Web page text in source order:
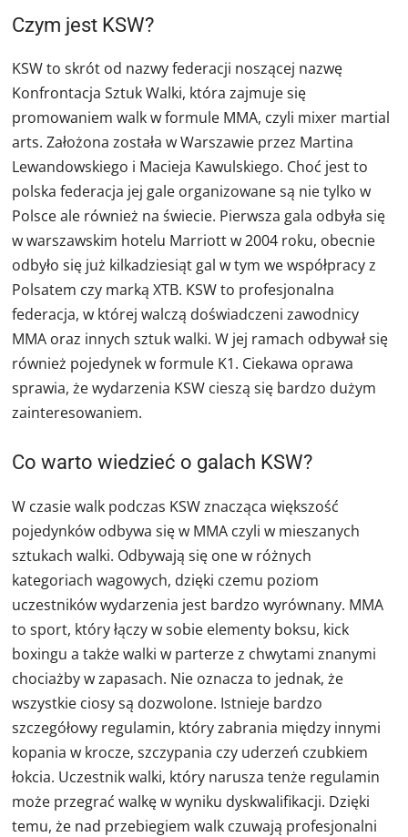
Czym jest KSW?
KSW to skrót od nazwy federacji noszącej nazwę
Konfrontacja Sztuk Walki, która zajmuje się
promowaniem walk w formule MMA, czyli mixer martial
arts. Założona została w Warszawie przez Martina
Lewandowskiego i Macieja Kawulskiego. Choć jest to
polska federacja jej gale organizowane są nie tylko w
Polsce ale również na świecie. Pierwsza gala odbyła się
w warszawskim hotelu Marriott w 2004 roku, obecnie
odbyło się już kilkadziesiąt gal w tym we współpracy z
Polsatem czy marką XTB. KSW to profesjonalna
federacja, w której walczą doświadczeni zawodnicy
MMA oraz innych sztuk walki. W jej ramach odbywał się
również pojedynek w formule K1. Ciekawa oprawa
sprawia, że wydarzenia KSW cieszą się bardzo dużym
zainteresowaniem.
Co warto wiedzieć o galach KSW?
W czasie walk podczas KSW znacząca większość
pojedynków odbywa się w MMA czyli w mieszanych
sztukach walki. Odbywają się one w różnych
kategoriach wagowych, dzięki czemu poziom
uczestników wydarzenia jest bardzo wyrównany. MMA
to sport, który łączy w sobie elementy boksu, kick
boxingu a także walki w parterze z chwytami znanymi
chociażby w zapasach. Nie oznacza to jednak, że
wszystkie ciosy są dozwolone. Istnieje bardzo
szczegółowy regulamin, który zabrania między innymi
kopania w krocze, szczypania czy uderzeń czubkiem
łokcia. Uczestnik walki, który narusza tenże regulamin
może przegrać walkę w wyniku dyskwalifikacji. Dzięki
temu, że nad przebiegiem walk czuwają profesjonalni